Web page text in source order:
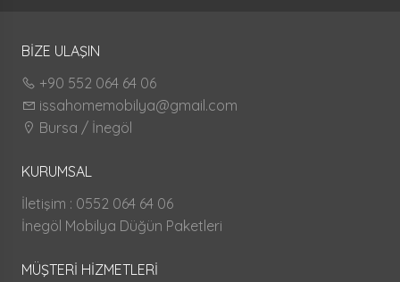
BİZE ULAŞIN
+90 552 064 64 06
issahomemobilya@gmail.com
Bursa / İnegöl
KURUMSAL
İletişim : 0552 064 64 06
İnegöl Mobilya Düğün Paketleri
MÜŞTERİ HİZMETLERİ